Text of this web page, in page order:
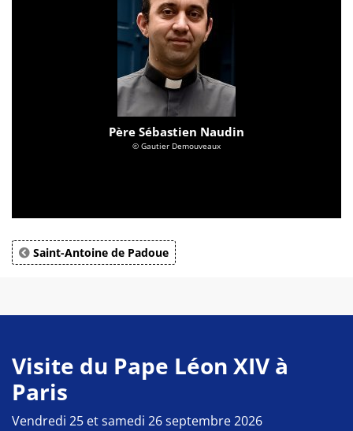
Père Sébastien Naudin
© Gautier Demouveaux
Saint-Antoine de Padoue
Visite du Pape Léon XIV à
Paris
Vendredi 25 et samedi 26 septembre 2026